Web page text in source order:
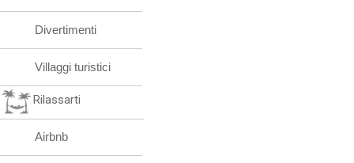
Divertimenti
Villaggi turistici
Rilassarti
Airbnb